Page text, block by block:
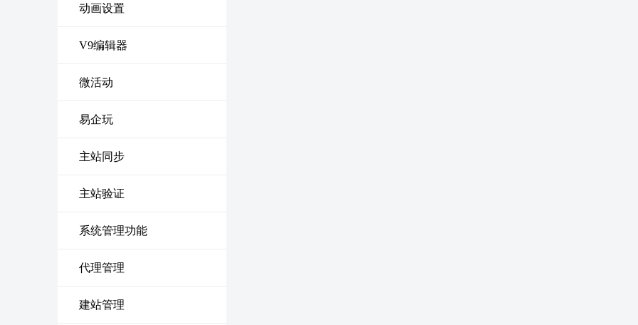
动画设置
V9编辑器
微活动
易企玩
主站同步
主站验证
系统管理功能
代理管理
建站管理